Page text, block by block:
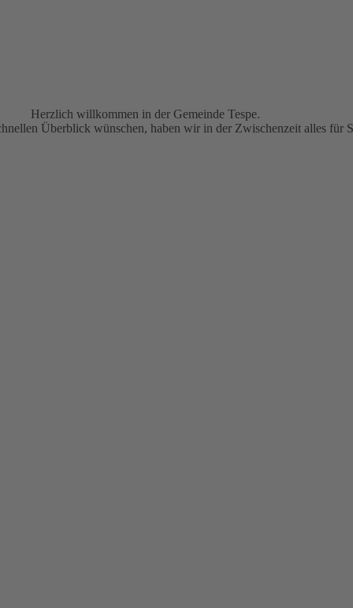
Herzlich willkommen in der Gemeinde Tespe.
Überblick wünschen, haben wir in der Zwischenzeit alles für